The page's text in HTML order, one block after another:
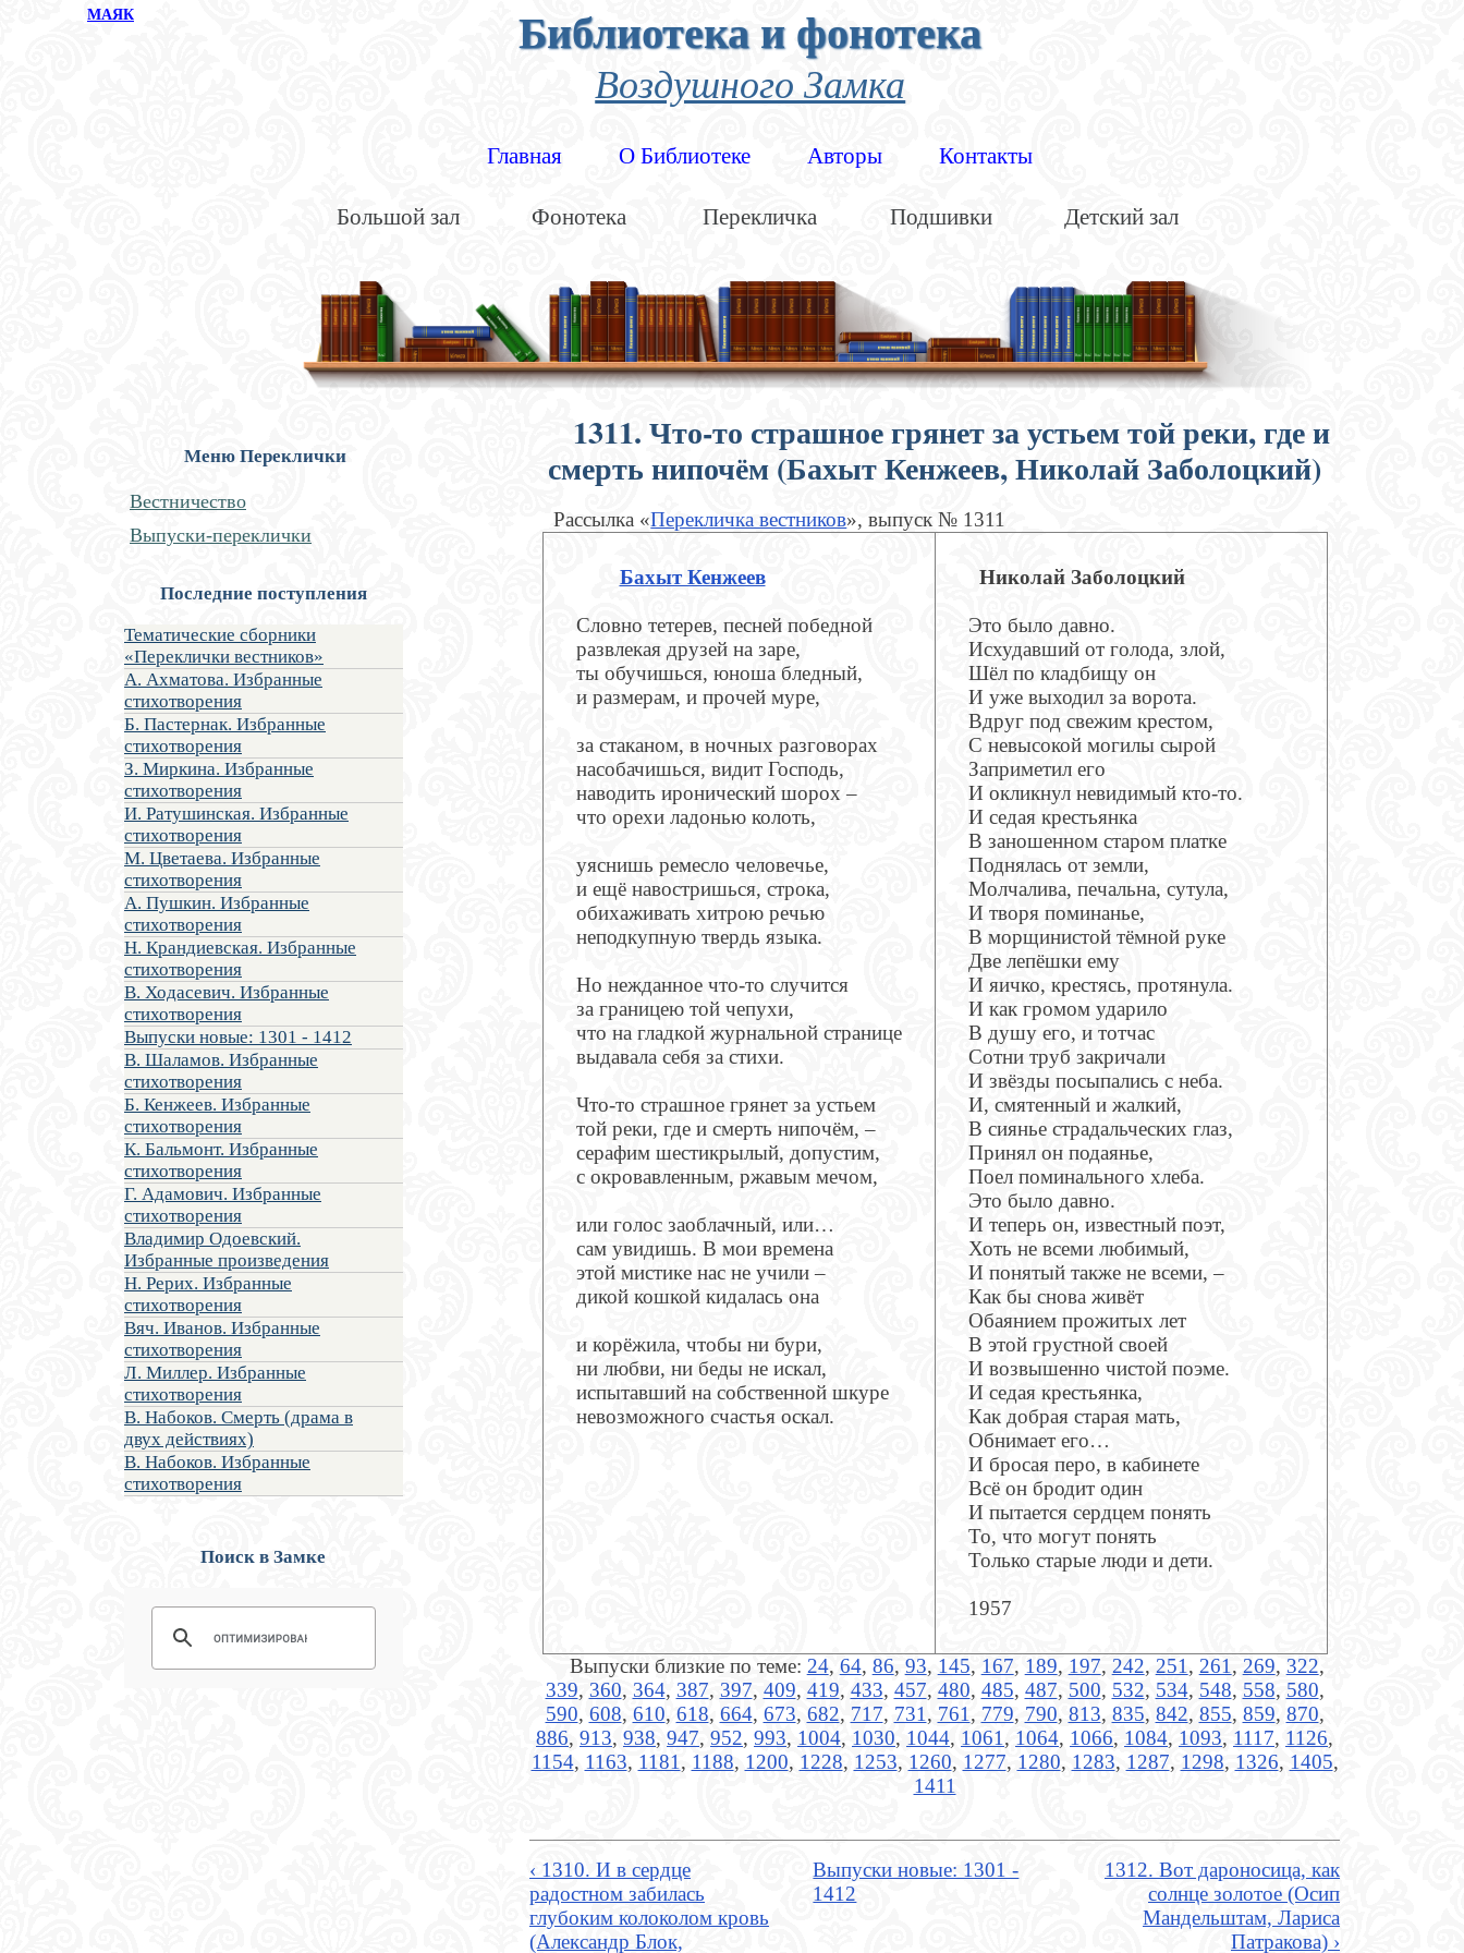
МАЯК Библиотека и фонотека
Воздушного Замка
Главная О Библиотеке Авторы Контакты
Большой зал Фонотека Перекличка Подшивки Детский зал
Меню Переклички
Вестничество
Выпуски-переклички
Последние поступления
Тематические сборники
«Переклички вестников»
А. Ахматова. Избранные
стихотворения
Б. Пастернак. Избранные
стихотворения
З. Миркина. Избранные
стихотворения
И. Ратушинская. Избранные
стихотворения
М. Цветаева. Избранные
стихотворения
А. Пушкин. Избранные
стихотворения
Н. Крандиевская. Избранные
стихотворения
В. Ходасевич. Избранные
стихотворения
Выпуски новые: 1301 - 1412
В. Шаламов. Избранные
стихотворения
Б. Кенжеев. Избранные
стихотворения
К. Бальмонт. Избранные
стихотворения
Г. Адамович. Избранные
стихотворения
Владимир Одоевский.
Избранные произведения
Н. Рерих. Избранные
стихотворения
Вяч. Иванов. Избранные
стихотворения
Л. Миллер. Избранные
стихотворения
В. Набоков. Смерть (драма в
двух действиях)
В. Набоков. Избранные
стихотворения
Поиск в Замке
1311. Что-то страшное грянет за устьем той реки, где и
смерть нипочём (Бахыт Кенжеев, Николай Заболоцкий)
Рассылка «Перекличка вестников», выпуск № 1311
Бахыт Кенжеев
Словно тетерев, песней победной
развлекая друзей на заре,
ты обучишься, юноша бледный,
и размерам, и прочей муре,
за стаканом, в ночных разговорах
насобачишься, видит Господь,
наводить иронический шорох –
что орехи ладонью колоть,
уяснишь ремесло человечье,
и ещё навостришься, строка,
обихаживать хитрою речью
неподкупную твердь языка.
Но нежданное что-то случится
за границею той чепухи,
что на гладкой журнальной странице
выдавала себя за стихи.
Что-то страшное грянет за устьем
той реки, где и смерть нипочём, –
серафим шестикрылый, допустим,
с окровавленным, ржавым мечом,
или голос заоблачный, или…
сам увидишь. В мои времена
этой мистике нас не учили –
дикой кошкой кидалась она
и корёжила, чтобы ни бури,
ни любви, ни беды не искал,
испытавший на собственной шкуре
невозможного счастья оскал.
Николай Заболоцкий
Это было давно.
Исхудавший от голода, злой,
Шёл по кладбищу он
И уже выходил за ворота.
Вдруг под свежим крестом,
С невысокой могилы сырой
Заприметил его
И окликнул невидимый кто-то.
И седая крестьянка
В заношенном старом платке
Поднялась от земли,
Молчалива, печальна, сутула,
И творя поминанье,
В морщинистой тёмной руке
Две лепёшки ему
И яичко, крестясь, протянула.
И как громом ударило
В душу его, и тотчас
Сотни труб закричали
И звёзды посыпались с неба.
И, смятенный и жалкий,
В сиянье страдальческих глаз,
Принял он подаянье,
Поел поминального хлеба.
Это было давно.
И теперь он, известный поэт,
Хоть не всеми любимый,
И понятый также не всеми, –
Как бы снова живёт
Обаянием прожитых лет
В этой грустной своей
И возвышенно чистой поэме.
И седая крестьянка,
Как добрая старая мать,
Обнимает его…
И бросая перо, в кабинете
Всё он бродит один
И пытается сердцем понять
То, что могут понять
Только старые люди и дети.
1957
Выпуски близкие по теме: 24, 64, 86, 93, 145, 167, 189, 197, 242, 251 , 261 , 269, 322,
339, 360, 364, 387, 397, 409, 419, 433, 457, 480, 485, 487, 500, 532, 534, 548, 558, 580,
590, 608, 610, 618, 664, 673, 682, 717, 731 , 761 , 779, 790, 813, 835, 842, 855, 859, 870,
886, 913, 938, 947, 952, 993, 1004, 1030, 1044, 1061 , 1064, 1066, 1084, 1093, 1117, 1126,
1154, 1163, 1181 , 1188, 1200, 1228, 1253, 1260, 1277, 1280, 1283, 1287, 1298, 1326, 1405,
1411
‹ 1310. И в сердце
радостном забилась
глубоким колоколом кровь
(Александр Блок,
Выпуски новые: 1301 -
1412
1312. Вот дароносица, как
солнце золотое (Осип
Мандельштам, Лариса
Патракова) ›